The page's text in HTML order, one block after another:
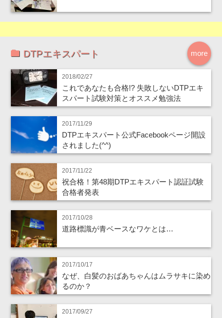
more
DTPエキスパート
2018/02/27
これであなたも合格!? 失敗しないDTPエキ
スパート試験対策とオススメ勉強法
2017/11/29
DTPエキスパート公式Facebookページ開設
されました(^^)
2017/11/22
祝合格！第48期DTPエキスパート認証試験
合格者発表
2017/10/28
道路標識が青ベースなワケとは…
2017/10/17
なぜ、白髪のおばあちゃんはムラサキに染め
るのか？
2017/09/27